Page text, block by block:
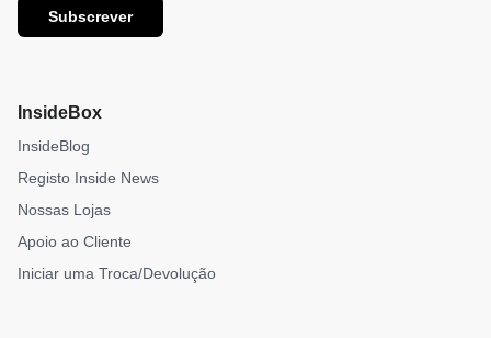
Subscrever
InsideBox
InsideBlog
Registo Inside News
Nossas Lojas
Apoio ao Cliente
Iniciar uma Troca/Devolução